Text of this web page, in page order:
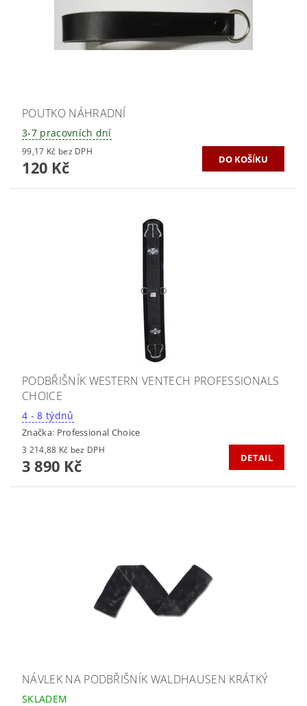
POUTKO NÁHRADNÍ
3-7 pracovních dní
99,17 Kč bez DPH
120 Kč
PODBŘIŠNÍK WESTERN VENTECH PROFESSIONALS
CHOICE
4 - 8 týdnů
Značka: Professional Choice
3 214,88 Kč bez DPH
3 890 Kč DETAIL
NÁVLEK NA PODBŘIŠNÍK WALDHAUSEN KRÁTKÝ
SKLADEM